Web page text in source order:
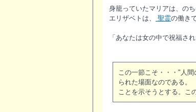
身籠っていたマリアは、の
エリザベトは、
聖霊の働き
「あなたは女の中で祝福され
この一節こそ・・・"人
られた場面なのである
ことを示そうとする。こ